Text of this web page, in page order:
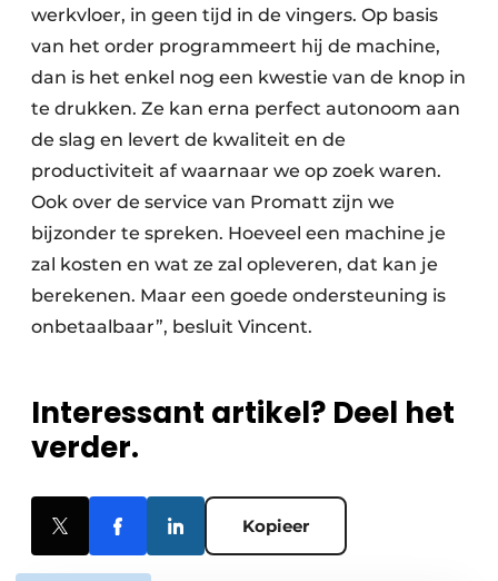
werkvloer, in geen tijd in de vingers. Op basis
van het order programmeert hij de machine,
dan is het enkel nog een kwestie van de knop in
te drukken. Ze kan erna perfect autonoom aan
de slag en levert de kwaliteit en de
productiviteit af waarnaar we op zoek waren.
Ook over de service van Promatt zijn we
bijzonder te spreken. Hoeveel een machine je
zal kosten en wat ze zal opleveren, dat kan je
berekenen. Maar een goede ondersteuning is
onbetaalbaar”, besluit Vincent.
Interessant artikel? Deel het
verder.
Kopieer